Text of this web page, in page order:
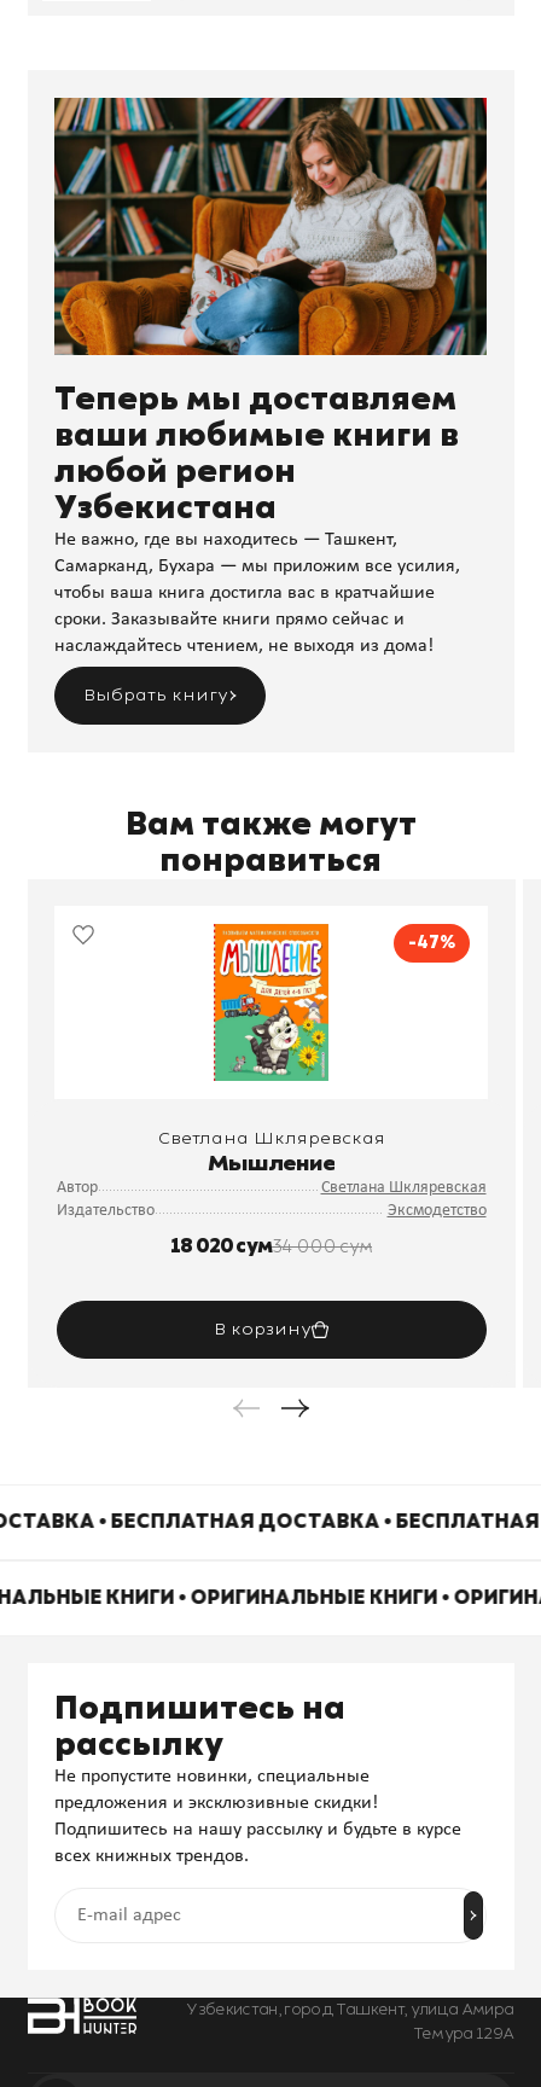
Теперь мы доставляем
ваши любимые книги в
любой регион
Узбекистана
Не важно, где вы находитесь — Ташкент,
Самарканд, Бухара — мы приложим все усилия,
чтобы ваша книга достигла вас в кратчайшие
сроки. Заказывайте книги прямо сейчас и
наслаждайтесь чтением, не выходя из дома!
Выбрать книгу
Вам также могут
понравиться
-47%
Светлана Шкляревская
Мышление
Автор
Светлана Шкляревская
Издательство
Эксмодетство
18 020 сум34 000 сум
В корзину
• БЕСПЛАТНАЯ ДОСТАВКА •
КНИГИ • ОРИГИНАЛЬНЫЕ КНИГИ •
Узбекистан, город Ташкент, улица Амира
Темура 129А
Подпишитесь на
рассылку
Не пропустите новинки, специальные
предложения и эксклюзивные скидки!
Подпишитесь на нашу рассылку и будьте в курсе
всех книжных трендов.